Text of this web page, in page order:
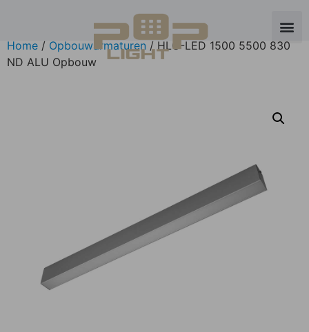
Home / Opbouwarmaturen / HLO-LED 1500 5500 830
ND ALU Opbouw